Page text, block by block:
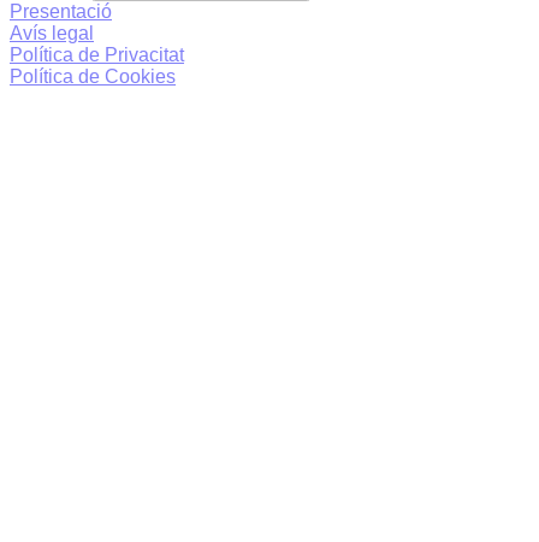
Presentació
Avís legal
Política de Privacitat
Política de Cookies